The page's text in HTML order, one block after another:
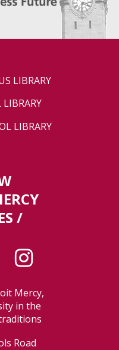
LIBRARY
LIBRARY
/
Mercy,
in the
Road